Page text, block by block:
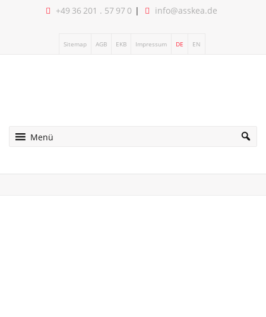
+49 36 201 . 57 97 0 info@asskea.de
Sitemap AGB EKB Impressum DE EN
Menü